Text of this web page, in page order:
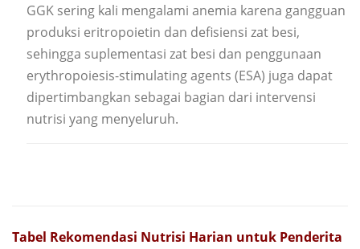
GGK sering kali mengalami anemia karena gangguan
produksi eritropoietin dan defisiensi zat besi,
sehingga suplementasi zat besi dan penggunaan
erythropoiesis-stimulating agents (ESA) juga dapat
dipertimbangkan sebagai bagian dari intervensi
nutrisi yang menyeluruh.
Tabel Rekomendasi Nutrisi Harian untuk Penderita